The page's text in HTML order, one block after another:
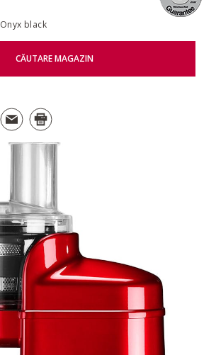
Onyx black
CĂUTARE MAGAZIN